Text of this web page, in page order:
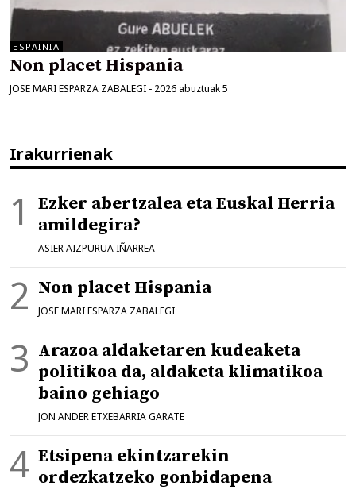
ESPAINIA
Non placet Hispania
JOSE MARI ESPARZA ZABALEGI - 2026 abuztuak 5
Irakurrienak
Ezker abertzalea eta Euskal Herria
amildegira?
ASIER AIZPURUA IÑARREA
Non placet Hispania
JOSE MARI ESPARZA ZABALEGI
Arazoa aldaketaren kudeaketa
politikoa da, aldaketa klimatikoa
baino gehiago
JON ANDER ETXEBARRIA GARATE
Etsipena ekintzarekin
ordezkatzeko gonbidapena